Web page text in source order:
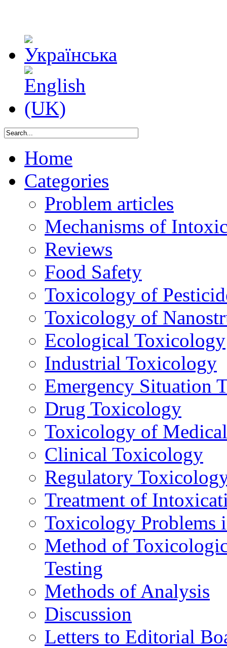
Home
Categories
Problem articles
Mechanisms of
Reviews
Food Safety
Toxicology of
Toxicology of
Ecological Toxicology
Industrial Toxicology
Emergency Situation
Drug Toxicology
Toxicology of
Clinical Toxicology
Regulatory
Treatment of
Toxicology Problems
Method of
Testing
Methods of Analysis
Discussion
Letters to Editorial